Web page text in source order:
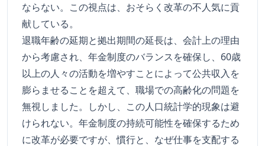
ならない。この視点は、おそらく改革の不人気に貢
献している。
退職年齢の延期と拠出期間の延長は、会計上の理由
から考慮され、年金制度のバランスを確保し、60歳
以上の人々の活動を増やすことによって公共収入を
膨らませることを超えて、職場での高齢化の問題を
無視しました。しかし、この人口統計学的現象は避
けられない。年金制度の持続可能性を確保するため
に改革が必要ですが、慣行と、なぜ仕事を支配する